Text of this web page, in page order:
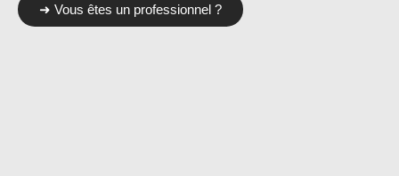
➜ Vous êtes un professionnel ?